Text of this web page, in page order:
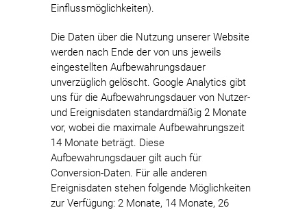
Einflussmöglichkeiten).
Die Daten über die Nutzung unserer Website
werden nach Ende der von uns jeweils
eingestellten Aufbewahrungsdauer
unverzüglich gelöscht. Google Analytics gibt
uns für die Aufbewahrungsdauer von Nutzer-
und Ereignisdaten standardmäßig 2 Monate
vor, wobei die maximale Aufbewahrungszeit
14 Monate beträgt. Diese
Aufbewahrungsdauer gilt auch für
Conversion-Daten. Für alle anderen
Ereignisdaten stehen folgende Möglichkeiten
zur Verfügung: 2 Monate, 14 Monate, 26